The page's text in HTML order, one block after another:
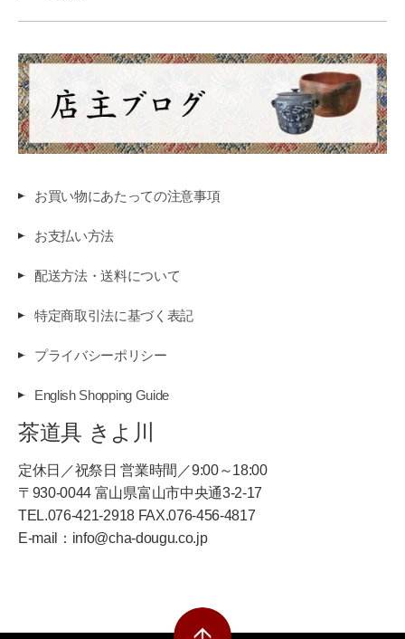
お買い物にあたっての注意事項
お支払い方法
配送方法・送料について
特定商取引法に基づく表記
プライバシーポリシー
English Shopping Guide
茶道具 きよ川
定休日／祝祭日 営業時間／9:00～18:00
〒930-0044 富山県富山市中央通3-2-17
TEL.076-421-2918 FAX.076-456-4817
E-mail：info@cha-dougu.co.jp